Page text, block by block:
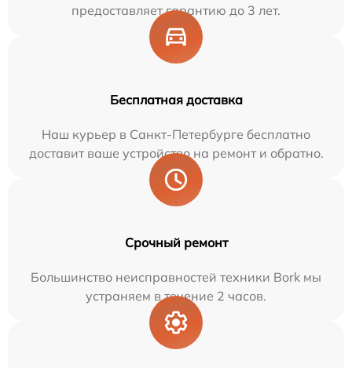
предоставляет гарантию до 3 лет.
Бесплатная доставка
Наш курьер в Санкт-Петербурге бесплатно
доставит ваше устройство на ремонт и обратно.
Срочный ремонт
Большинство неисправностей техники Bork мы
устраняем в течение 2 часов.